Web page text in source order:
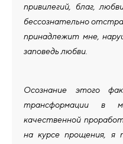
привилегий, благ,
бессознательно
принадлежит мне,
заповедь любви.
Осознание этого
трансформации в
качественной
на курсе прощения, я